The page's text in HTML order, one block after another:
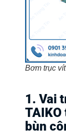
Bơm trục
1. Vai
bùn